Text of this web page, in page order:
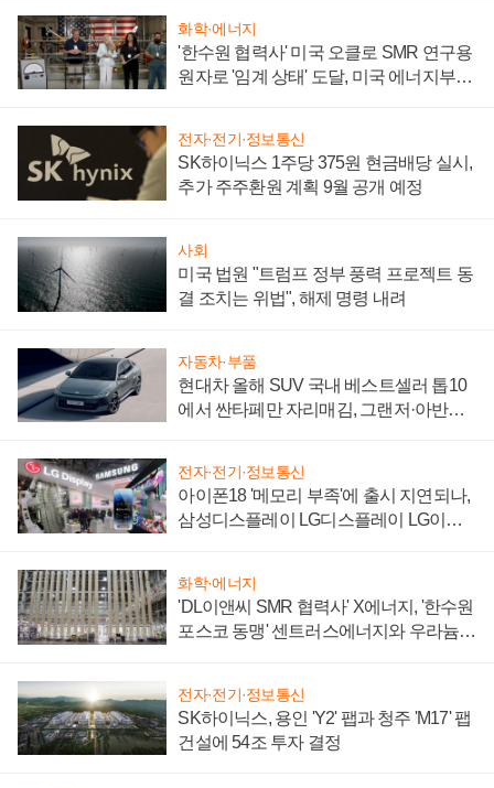
화학·에너지
'한수원 협력사' 미국 오클로 SMR 연구용
원자로 '임계 상태' 도달, 미국 에너지부
전자·전기·정보통신
SK하이닉스 1주당 375원 현금배당 실시,
추가 주주환원 계획 9월 공개 예정
사회
미국 법원 "트럼프 정부 풍력 프로젝트 동
결 조치는 위법", 해제 명령 내려
자동차·부품
현대차 올해 SUV 국내 베스트셀러 톱10
에서 싼타페만 자리매김, 그랜저·아반떼
전자·전기·정보통신
아이폰18 '메모리 부족'에 출시 지연되나,
삼성디스플레이 LG디스플레이 LG이노
화학·에너지
'DL이앤씨 SMR 협력사' X에너지, '한수원
포스코 동맹' 센트러스에너지와 우라늄
전자·전기·정보통신
SK하이닉스, 용인 'Y2' 팹과 청주 'M17' 팹
건설에 54조 투자 결정